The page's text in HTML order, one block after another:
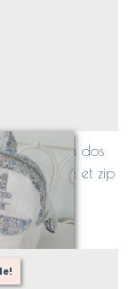
sac à dos
molletonné et zip
métal
de